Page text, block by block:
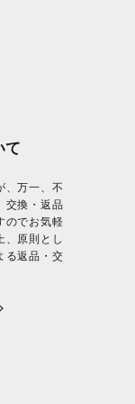
て
、万一、不
交換・返品
のでお気軽
、原則とし
る返品・交